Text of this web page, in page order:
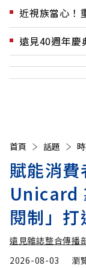
近視族當心！
遠見40週年慶
首頁 話題
賦能消費
Unicard
閱制」
遠見雜誌整合傳播
2026-08-03
瀏